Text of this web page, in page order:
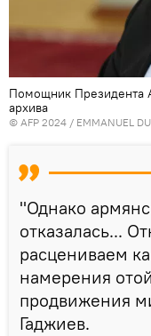
Помощник Президента
архива
© AFP 2024 / EMMANUEL
"Однако
отказалась...
расцениваем
намерения
продвижения
Гаджиев.